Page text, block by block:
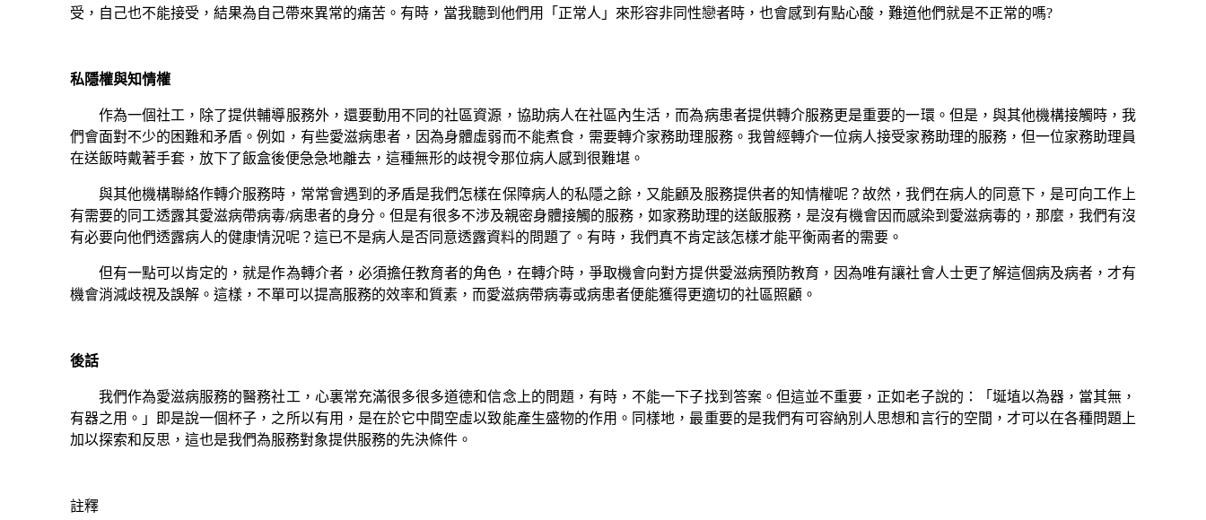
受，自己也不能接受，結果為自己帶來異常的痛苦。有時，當我聽到他們用「正常人」來形容非同性戀者時，也會感到有點心酸，難道他們就是不正常的嗎?
私隱權與知情權
作為一個社工，除了提供輔導服務外，還要動用不同的社區資源，協助病人在社區內生活，而為病患者提供轉介服務更是重要的一環。但是，與其他機構接觸時，我
們會面對不少的困難和矛盾。例如，有些愛滋病患者，因為身體虛弱而不能煮食，需要轉介家務助理服務。我曾經轉介一位病人接受家務助理的服務，但一位家務助理員
在送飯時戴著手套，放下了飯盒後便急急地離去，這種無形的歧視令那位病人感到很難堪。
與其他機構聯絡作轉介服務時，常常會遇到的矛盾是我們怎樣在保障病人的私隱之餘，又能顧及服務提供者的知情權呢？故然，我們在病人的同意下，是可向工作上
有需要的同工透露其愛滋病帶病毒/病患者的身分。但是有很多不涉及親密身體接觸的服務，如家務助理的送飯服務，是沒有機會因而感染到愛滋病毒的，那麼，我們有沒
有必要向他們透露病人的健康情況呢？這已不是病人是否同意透露資料的問題了。有時，我們真不肯定該怎樣才能平衡兩者的需要。
但有一點可以肯定的，就是作為轉介者，必須擔任教育者的角色，在轉介時，爭取機會向對方提供愛滋病預防教育，因為唯有讓社會人士更了解這個病及病者，才有
機會消減歧視及誤解。這樣，不單可以提高服務的效率和質素，而愛滋病帶病毒或病患者便能獲得更適切的社區照顧。
後話
我們作為愛滋病服務的醫務社工，心裏常充滿很多很多道德和信念上的問題，有時，不能一下子找到答案。但這並不重要，正如老子說的：「埏埴以為器，當其無，
有器之用。」即是說一個杯子，之所以有用，是在於它中間空虛以致能產生盛物的作用。同樣地，最重要的是我們有可容納別人思想和言行的空間，才可以在各種問題上
加以探索和反思，這也是我們為服務對象提供服務的先決條件。
註釋